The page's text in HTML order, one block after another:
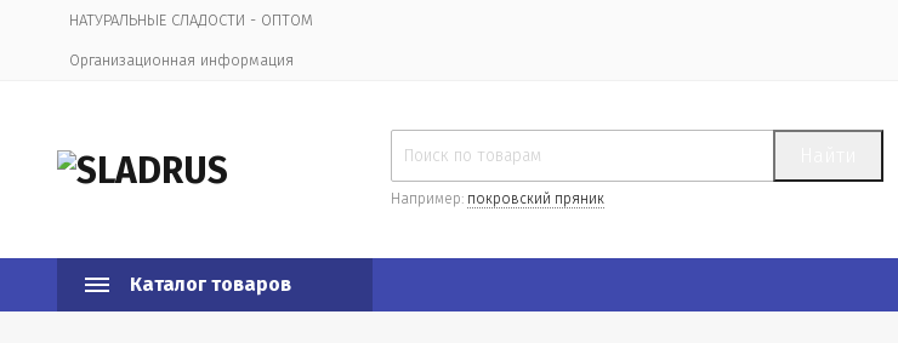
НАТУРАЛЬНЫЕ СЛАДОСТИ - ОПТОМ
Организационная информация
Например: покровский пряник
Каталог товаров